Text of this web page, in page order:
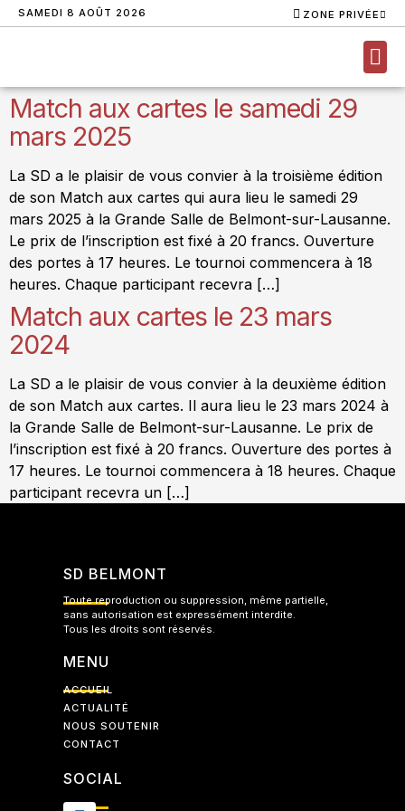
SAMEDI 8 AOÛT 2026 ZONE PRIVÉE
Match aux cartes le samedi 29
mars 2025
La SD a le plaisir de vous convier à la troisième édition
de son Match aux cartes qui aura lieu le samedi 29
mars 2025 à la Grande Salle de Belmont-sur-Lausanne.
Le prix de l’inscription est fixé à 20 francs. Ouverture
des portes à 17 heures. Le tournoi commencera à 18
heures. Chaque participant recevra […]
Match aux cartes le 23 mars
2024
La SD a le plaisir de vous convier à la deuxième édition
de son Match aux cartes. Il aura lieu le 23 mars 2024 à
la Grande Salle de Belmont-sur-Lausanne. Le prix de
l’inscription est fixé à 20 francs. Ouverture des portes à
17 heures. Le tournoi commencera à 18 heures. Chaque
participant recevra un […]
SD BELMONT
Toute reproduction ou suppression, même partielle,
sans autorisation est expressément interdite.
Tous les droits sont réservés.
MENU
ACCUEIL
ACTUALITÉ
NOUS SOUTENIR
CONTACT
SOCIAL